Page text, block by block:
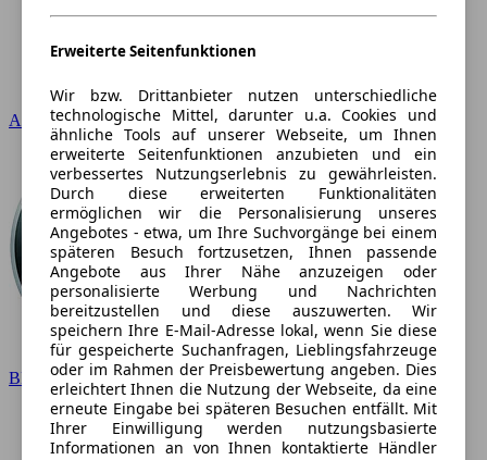
Audi
BMW
Erweiterte Seitenfunktionen
Wir bzw. Drittanbieter nutzen unterschiedliche
technologische Mittel, darunter u.a. Cookies und
ähnliche Tools auf unserer Webseite, um Ihnen
erweiterte Seitenfunktionen anzubieten und ein
verbessertes Nutzungserlebnis zu gewährleisten.
Durch diese erweiterten Funktionalitäten
ermöglichen wir die Personalisierung unseres
Angebotes - etwa, um Ihre Suchvorgänge bei einem
späteren Besuch fortzusetzen, Ihnen passende
Angebote aus Ihrer Nähe anzuzeigen oder
personalisierte Werbung und Nachrichten
bereitzustellen und diese auszuwerten. Wir
speichern Ihre E-Mail-Adresse lokal, wenn Sie diese
für gespeicherte Suchanfragen, Lieblingsfahrzeuge
oder im Rahmen der Preisbewertung angeben. Dies
erleichtert Ihnen die Nutzung der Webseite, da eine
erneute Eingabe bei späteren Besuchen entfällt. Mit
Ihrer Einwilligung werden nutzungsbasierte
Informationen an von Ihnen kontaktierte Händler